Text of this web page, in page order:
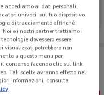
Poste Italiane
Scade il 06/10
con te!
dei negozi vicino a te,
del risparmio, comodamente
accediamo ai dati personali,
univoci, sul tuo dispositivo.
di tracciamento affinché
e i nostri partner trattiamo i
dovessero essere
potrebbero non
a questo menu per
consenso facendo clic sul link
Tali scelte avranno effetto nel
informazioni, consulta